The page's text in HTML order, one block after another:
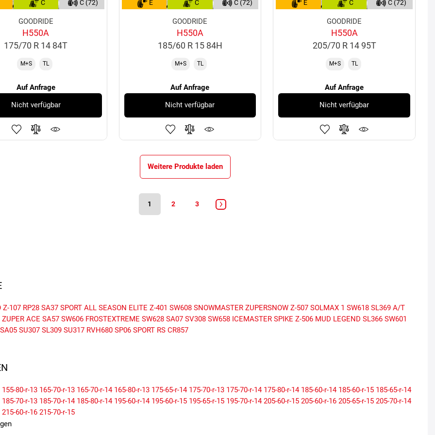
C C (72)
GOODRIDE
H550A
175/70 R 14 84T
M+S TL
Auf Anfrage
Nicht verfügbar
E C C (72)
GOODRIDE
H550A
185/60 R 15 84H
M+S TL
Auf Anfrage
Nicht verfügbar
E C C (72)
GOODRIDE
H550A
205/70 R 14 95T
M+S TL
Auf Anfrage
Nicht verfügbar
Weitere Produkte laden
1 2 3
Z-107 RP28 SA37 SPORT ALL SEASON ELITE Z-401 SW608 SNOWMASTER ZUPERSNOW Z-507 SOLMAX 1 SW618 SL369 A/T
ZUPER ACE SA57 SW606 FROSTEXTREME SW628 SA07 SV308 SW658 ICEMASTER SPIKE Z-506 MUD LEGEND SL366 SW601
SA05 SU307 SL309 SU317 RVH680 SP06 SPORT RS CR857
155-80-r-13 165-70-r-13 165-70-r-14 165-80-r-13 175-65-r-14 175-70-r-13 175-70-r-14 175-80-r-14 185-60-r-14 185-60-r-15 185-65-r-14
185-70-r-13 185-70-r-14 185-80-r-14 195-60-r-14 195-60-r-15 195-65-r-15 195-70-r-14 205-60-r-15 205-60-r-16 205-65-r-15 205-70-r-14
215-60-r-16 215-70-r-15